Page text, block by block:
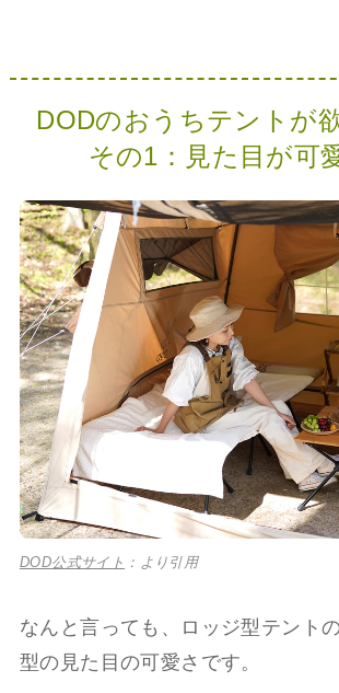
DODのおうちテントが
その1：見た目が可
DOD公式サイト ：より引用
なんと言っても、ロッジ型テント
型の見た目の可愛さです。